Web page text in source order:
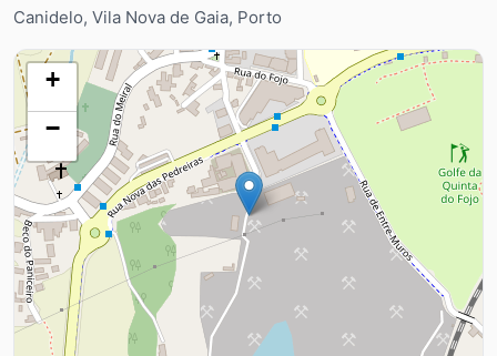
Canidelo, Vila Nova de Gaia, Porto
+
−